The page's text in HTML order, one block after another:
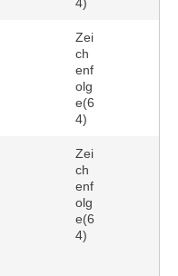
Zei
ch
enf
olg
e(6
4)
Zei
ch
enf
olg
e(6
4)